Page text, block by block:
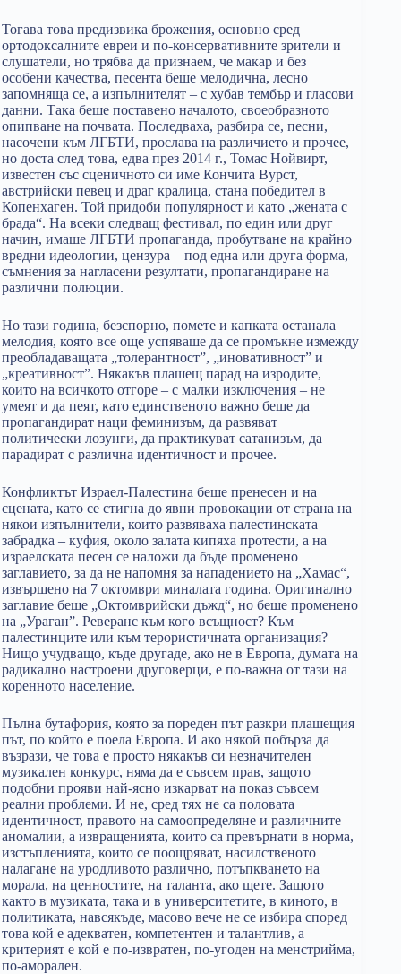
Тогава това предизвика брожения, основно сред
ортодоксалните евреи и по-консервативните зрители и
слушатели, но трябва да признаем, че макар и без
особени качества, песента беше мелодична, лесно
запомняща се, а изпълнителят – с хубав тембър и гласови
данни. Така беше поставено началото, своеобразното
опипване на почвата. Последваха, разбира се, песни,
насочени към ЛГБТИ, прослава на различието и прочее,
но доста след това, едва през 2014 г., Томас Нойвирт,
известен със сценичното си име Кончита Вурст,
австрийски певец и драг кралица, стана победител в
Копенхаген. Той придоби популярност и като „жената с
брада“. На всеки следващ фестивал, по един или друг
начин, имаше ЛГБТИ пропаганда, пробутване на крайно
вредни идеологии, цензура – под една или друга форма,
съмнения за нагласени резултати, пропагандиране на
различни полюции.
Но тази година, безспорно, помете и капката останала
мелодия, която все още успяваше да се промъкне измежду
преобладаващата „толерантност”, „иновативност” и
„креативност”. Някакъв плашещ парад на изродите,
които на всичкото отгоре – с малки изключения – не
умеят и да пеят, като единственото важно беше да
пропагандират наци феминизъм, да развяват
политически лозунги, да практикуват сатанизъм, да
парадират с различна идентичност и прочее.
Конфликтът Израел-Палестина беше пренесен и на
сцената, като се стигна до явни провокации от страна на
някои изпълнители, които развяваха палестинската
забрадка – куфия, около залата кипяха протести, а на
израелската песен се наложи да бъде променено
заглавието, за да не напомня за нападението на „Хамас“,
извършено на 7 октомври миналата година. Оригинално
заглавие беше „Октомврийски дъжд“, но беше променено
на „Ураган”. Реверанс към кого всъщност? Към
палестинците или към терористичната организация?
Нищо учудващо, къде другаде, ако не в Европа, думата на
радикално настроени друговерци, е по-важна от тази на
коренното население.
Пълна бутафория, която за пореден път разкри плашещия
път, по който е поела Европа. И ако някой побърза да
възрази, че това е просто някакъв си незначителен
музикален конкурс, няма да е съвсем прав, защото
подобни прояви най-ясно изкарват на показ съвсем
реални проблеми. И не, сред тях не са половата
идентичност, правото на самоопределяне и различните
аномалии, а извращенията, които са превърнати в норма,
изстъпленията, които се поощряват, насилственото
налагане на уродливото различно, потъпкването на
морала, на ценностите, на таланта, ако щете. Защото
както в музиката, така и в университетите, в киното, в
политиката, навсякъде, масово вече не се избира според
това кой е адекватен, компетентен и талантлив, а
критерият е кой е по-извратен, по-угоден на менстрийма,
по-аморален.